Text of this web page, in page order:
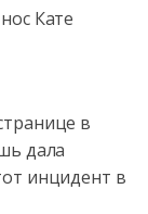
Кате
в
дала
инцидент в